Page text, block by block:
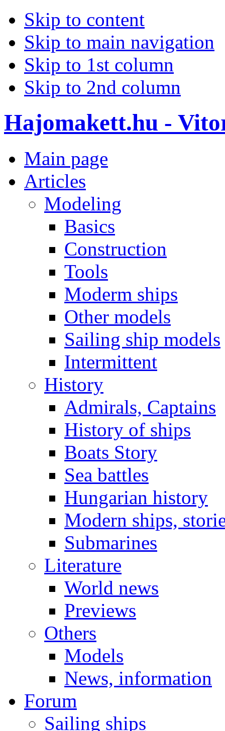
Skip to content
Skip to main navigation
Skip to 1st column
Skip to 2nd column
Hajomakett.hu -
Main page
Articles
Modeling
Basics
Construction
Tools
Moderm ships
Other models
Sailing ship models
Intermittent
History
Admirals, Captains
History of ships
Boats Story
Sea battles
Hungarian history
Modern ships,
Submarines
Literature
World news
Previews
Others
Models
News, information
Forum
Sailing ships